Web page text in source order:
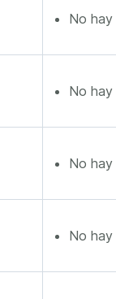
No
No
No
No